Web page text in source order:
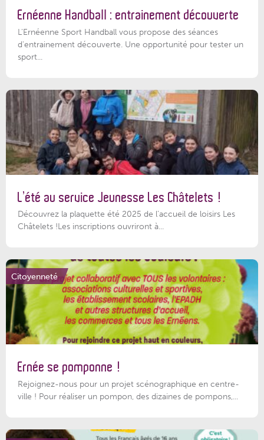
Ernéenne Handball : entrainement découverte
L'Ernéenne Sport Handball vous propose des séances
d'entrainement découverte. Une opportunité pour tester un
sport...
L’été au service Jeunesse Les Châtelets !
Découvrez la plaquette été 2025 de l’accueil de loisirs Les
Châtelets !Les inscriptions ouvriront à...
Citoyenneté
Ernée se pomponne !
Rejoignez-nous pour un projet scénographique en centre-
ville ! Pour réaliser un pompon, des dizaines de pompons,...